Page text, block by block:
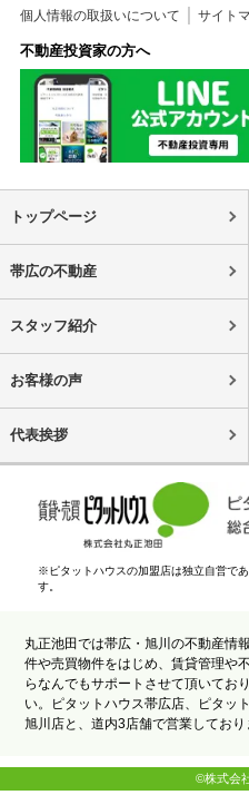
個人情報の取扱いについて
サイト
不動産投資家の方へ
トップページ
帯広の不動産
スタッフ紹介
お客様の声
代表挨拶
※ピタットハウスの加盟店は独立自営で
す。
丸正池田では帯広・旭川の不動産情
件や売買物件をはじめ、賃貸管理や
らなんでもサポートさせて頂いてお
い。ピタットハウス帯広店、ピタッ
旭川店と、道内3店舗で営業してお
©株式会